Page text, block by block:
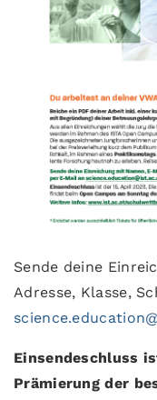
Sende deine
Adresse, Klasse,
Einsendeschluss
Prämierung der